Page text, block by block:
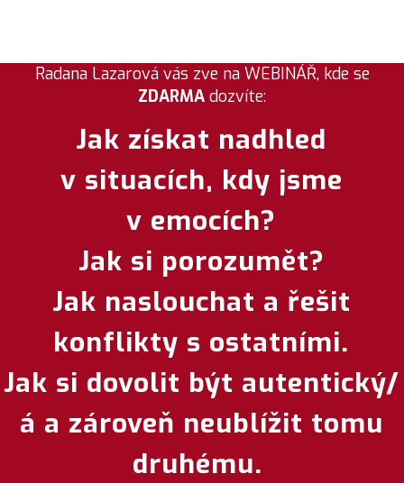
Radana Lazarová vás zve na WEBINÁŘ, kde se
ZDARMA dozvíte:
Jak získat nadhled
v situacích, kdy jsme
v emocích?
Jak si porozumět?
Jak naslouchat a řešit
konflikty s ostatními.
Jak si dovolit být autentický/
á a zároveň neublížit tomu
druhému.